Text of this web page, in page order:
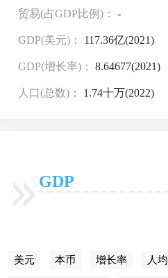
贸易(占GDP比例)： -
GDP(美元)： 117.36亿(2021)
GDP(增长率)： 8.64677(2021)
人口(总数)： 1.74十万(2022)
GDP
美元 本币 增长率 人均